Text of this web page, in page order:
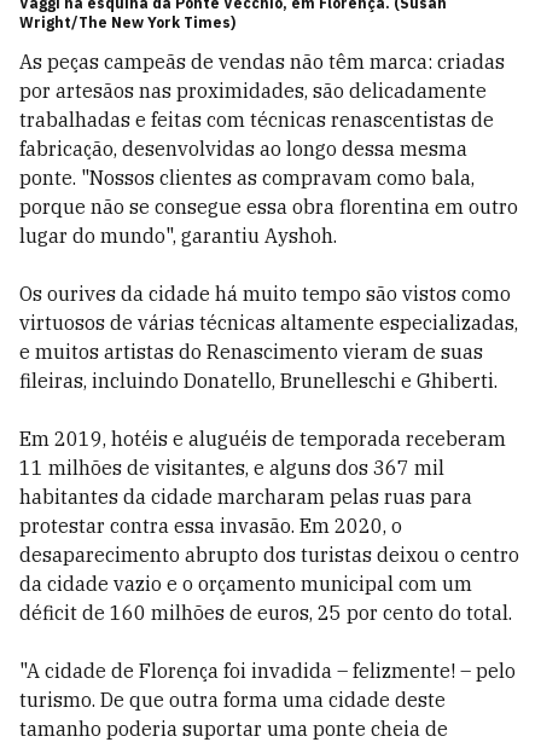
Wright/The New York Times)
As peças campeãs de vendas não têm marca: criadas
por artesãos nas proximidades, são delicadamente
trabalhadas e feitas com técnicas renascentistas de
fabricação, desenvolvidas ao longo dessa mesma
ponte. "Nossos clientes as compravam como bala,
porque não se consegue essa obra florentina em outro
lugar do mundo", garantiu Ayshoh.
Os ourives da cidade há muito tempo são vistos como
virtuosos de várias técnicas altamente especializadas,
e muitos artistas do Renascimento vieram de suas
fileiras, incluindo Donatello, Brunelleschi e Ghiberti.
Em 2019, hotéis e aluguéis de temporada receberam
11 milhões de visitantes, e alguns dos 367 mil
habitantes da cidade marcharam pelas ruas para
protestar contra essa invasão. Em 2020, o
desaparecimento abrupto dos turistas deixou o centro
da cidade vazio e o orçamento municipal com um
déficit de 160 milhões de euros, 25 por cento do total.
"A cidade de Florença foi invadida – felizmente! – pelo
turismo. De que outra forma uma cidade deste
tamanho poderia suportar uma ponte cheia de